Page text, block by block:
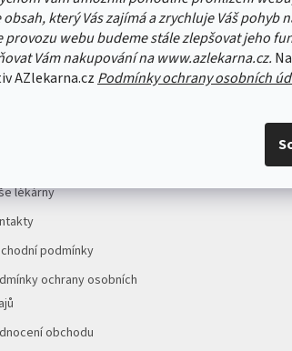
který Vás zajímá a zrychluje Váš pohyb
provozu webu budeme stále zlepšovat jeho
Vám nakupování na www.azlekarna.cz.
AZlekarna.cz Podmínky ochrany osobních
lékárny
podmínky
ochrany osobních
obchodu